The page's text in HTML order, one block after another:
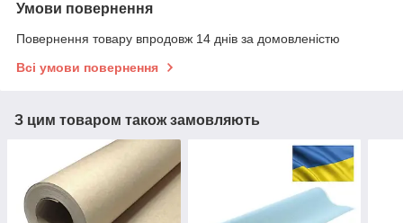
Умови повернення
Повернення товару впродовж 14 днів за домовленістю
Всі умови повернення
З цим товаром також замовляють